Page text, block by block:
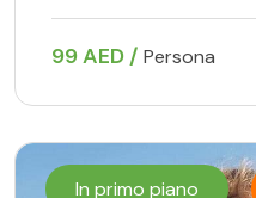
99 AED / Persona
In primo piano